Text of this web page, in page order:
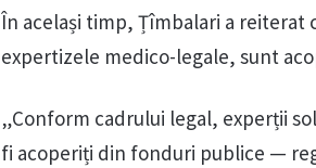
În același timp, Țîmbalari a reiterat
expertizele medico-legale, sunt
„Conform cadrului legal, experții
fi acoperiți din fonduri publice —